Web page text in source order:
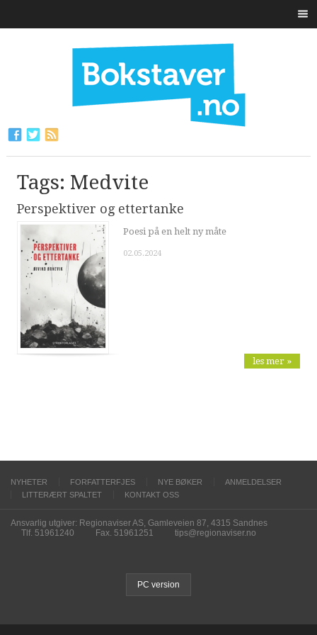
Tags: Medvite
Perspektiver og ettertanke
Poesi på en helt ny måte
02.05.2024
les mer »
NYHETER FORFATTERFJES NYE BØKER
ANMELDELSER
LITTERÆRT SPALTET
KONTAKT OSS
Ansvarlig utgiver: Regionaviser AS, Gamleveien 87, 4315 Sandnes
Tlf. 51961240
Fax. 51961251 tips@regionaviser.no
PC version